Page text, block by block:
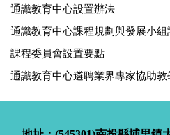
通識教育中心設置辦法
通識教育中心課程規劃與發展小組
課程委員會設置要點
通識教育中心遴聘業界專家協助